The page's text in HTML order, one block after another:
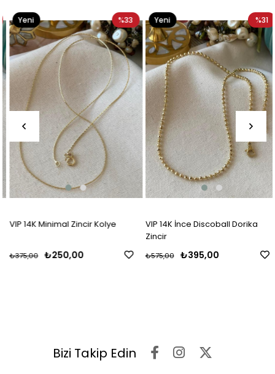
VIP 14K Minimal Zincir Kolye
₺250,00
₺375,00
%33
Yeni
Ürün
VIP 14K İnce Discoball Dorika
Zincir
₺395,00
₺575,00
%31
Yeni
Ürün
Bizi Takip Edin